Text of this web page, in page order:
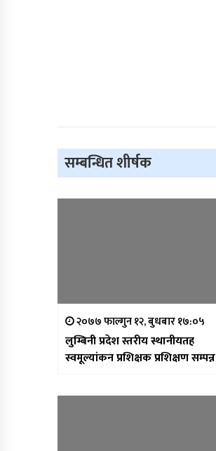
सम्बन्धित शीर्षक
२०७७ फाल्गुन १२, बुधबार १७:०५
लुम्बिनी प्रदेश स्तरीय स्थानीयतह
स्वमूल्यांकन प्रशिक्षक प्रशिक्षण सम्पन्न